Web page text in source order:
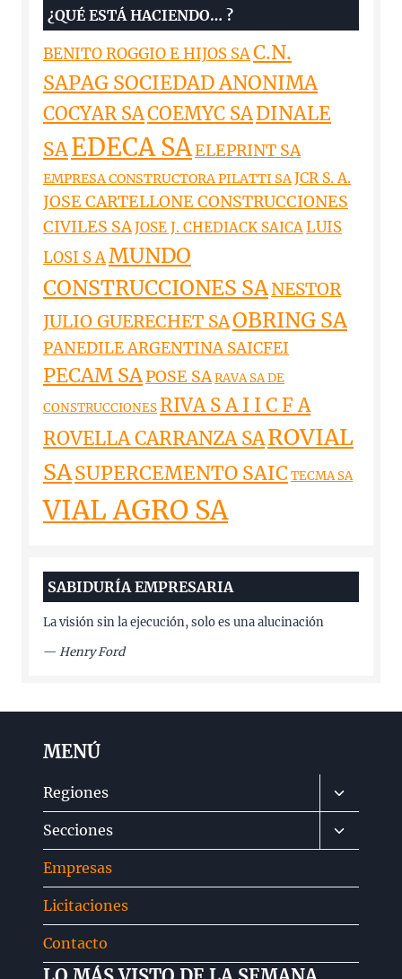
¿QUÉ ESTÁ HACIENDO… ?
BENITO ROGGIO E HIJOS SAC.N.
SAPAG SOCIEDAD ANONIMA
COCYAR SACOEMYC SADINALE
SAEDECA SAELEPRINT SA
EMPRESA CONSTRUCTORA PILATTI SAJCR S. A.
JOSE CARTELLONE CONSTRUCCIONES
CIVILES SAJOSE J. CHEDIACK SAICA LUIS
LOSI S AMUNDO
CONSTRUCCIONES SANESTOR
JULIO GUERECHET SAOBRING SA
PANEDILE ARGENTINA SAICFEI
PECAM SAPOSE SARAVA SA DE
CONSTRUCCIONES RIVA S A I I C F A
ROVELLA CARRANZA SAROVIAL
SASUPERCEMENTO SAIC TECMA SA
VIAL AGRO SA
SABIDURÍA EMPRESARIA
La visión sin la ejecución, solo es una alucinación
— Henry Ford
MENÚ
Regiones
Alternar
menú
hijo
Secciones
Alternar
menú
Empresas
Licitaciones
Contacto